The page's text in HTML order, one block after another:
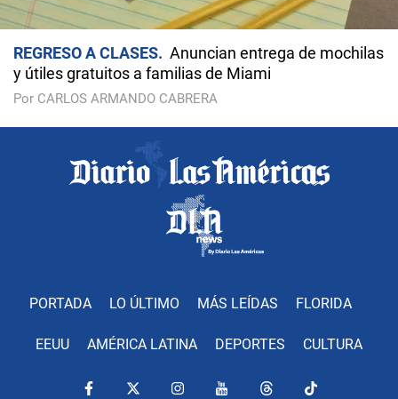
REGRESO A CLASES
Anuncian entrega de mochilas
y útiles gratuitos a familias de Miami
Por CARLOS ARMANDO CABRERA
PORTADA LO ÚLTIMO MÁS LEÍDAS FLORIDA
EEUU AMÉRICA LATINA DEPORTES CULTURA